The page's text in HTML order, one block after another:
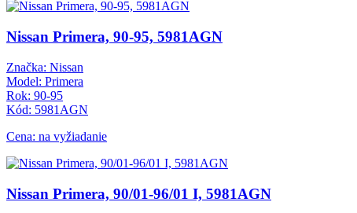
Nissan Primera, 90-95, 5981AGN
Značka: Nissan
Model: Primera
Rok: 90-95
Kód: 5981AGN
Cena: na vyžiadanie
Nissan Primera, 90/01-96/01 I, 5981AGN